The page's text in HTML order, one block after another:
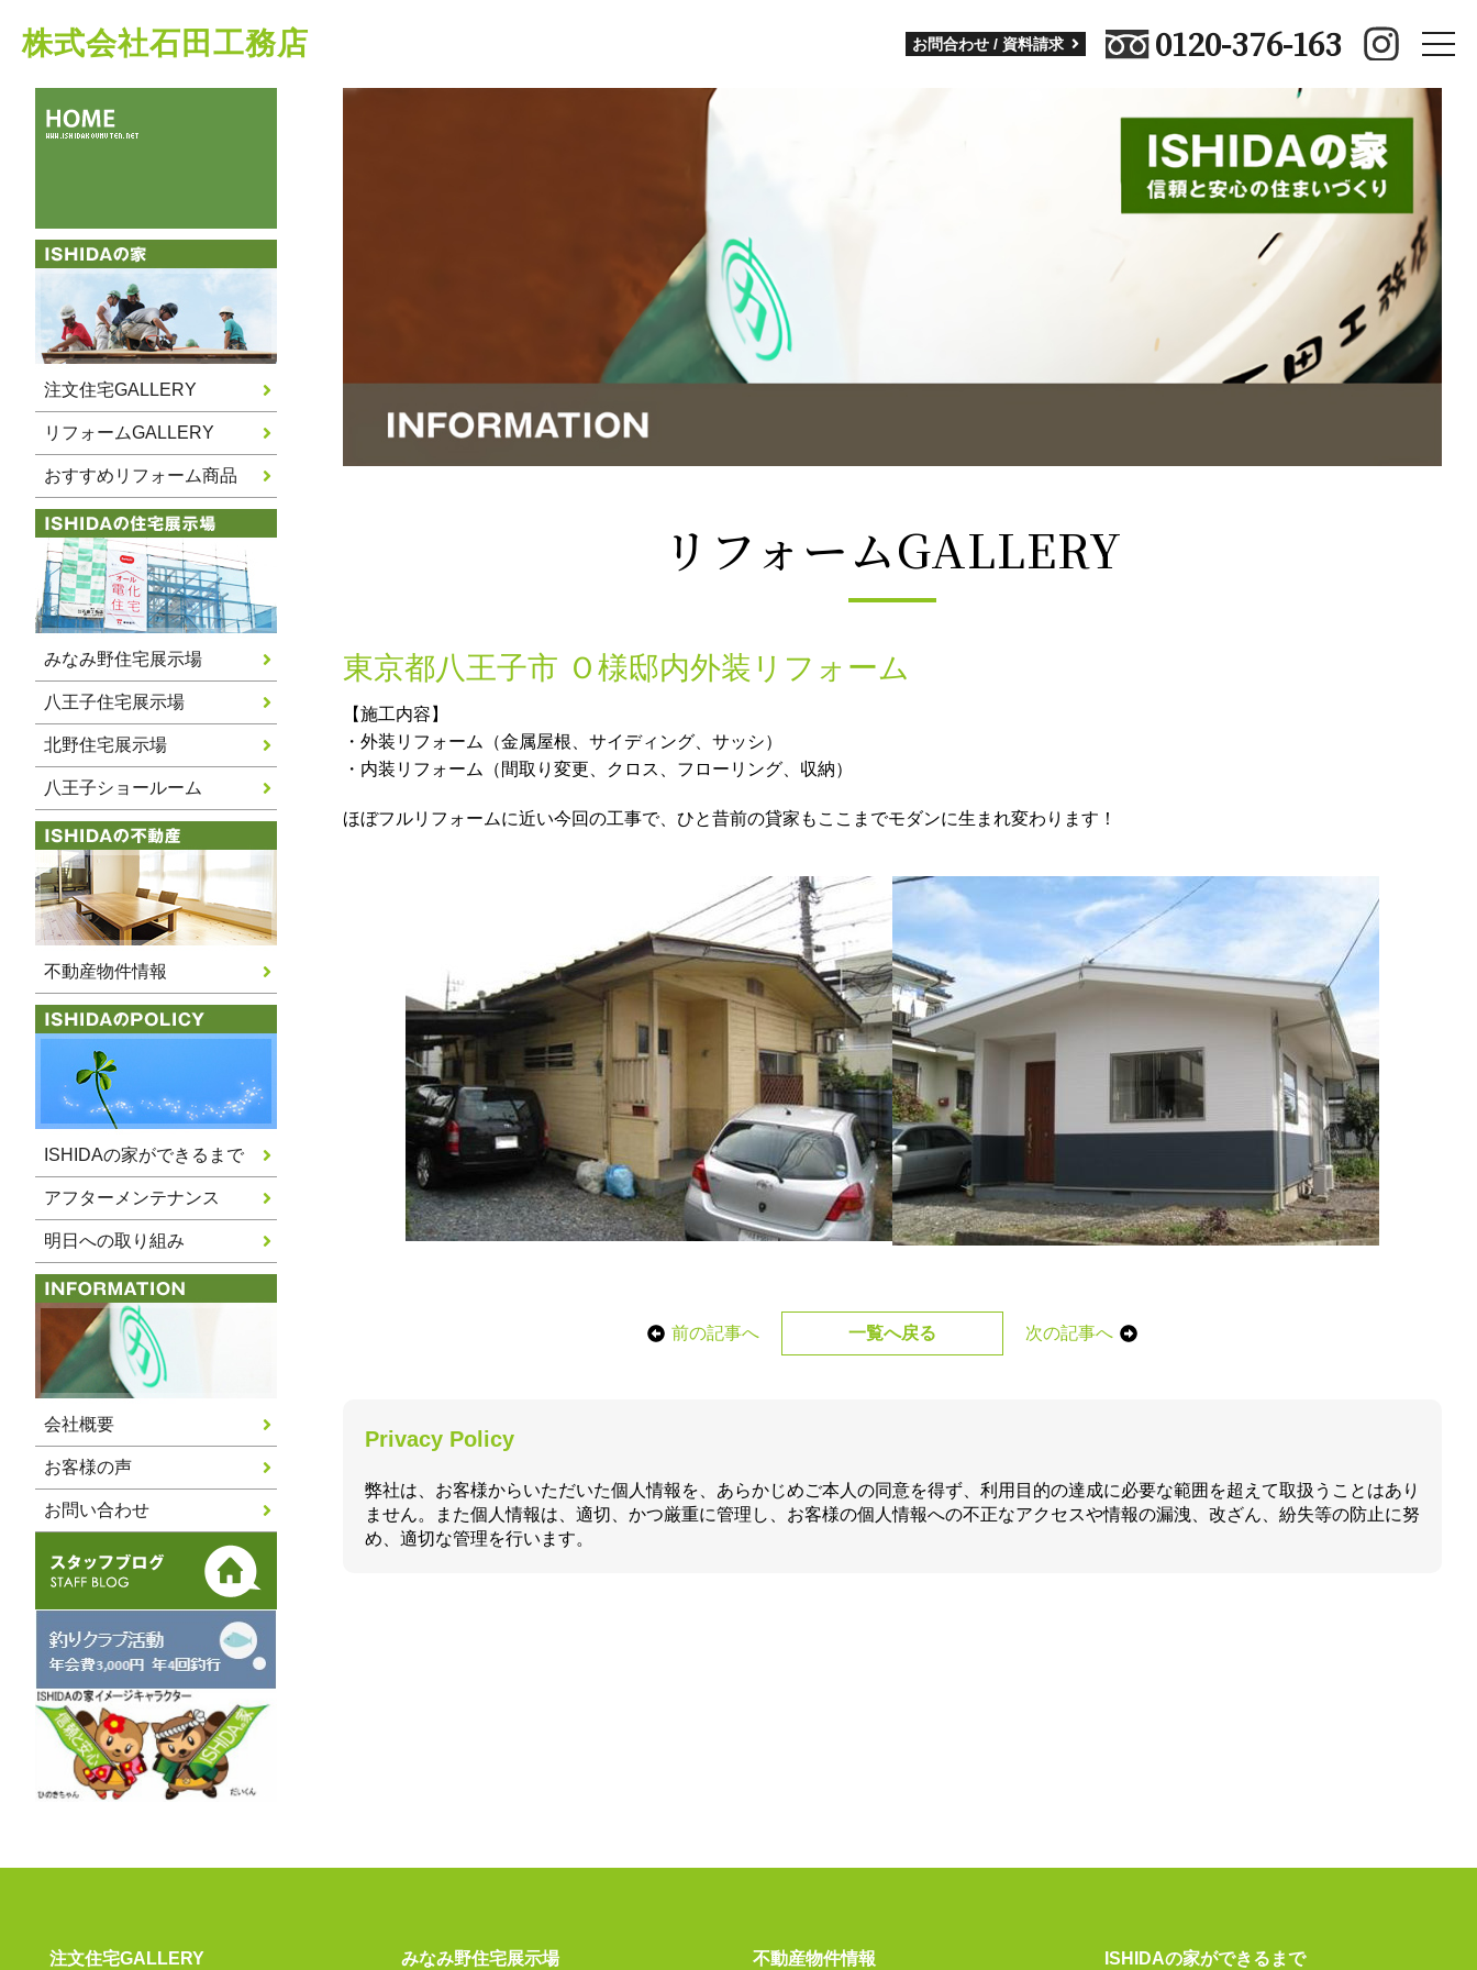
株式会社石田工務店 お問合わせ / 資料請求 0120-376-163
toggle
注文住宅GALLERY
リフォームGALLERY
おすすめリフォーム商品
みなみ野住宅展示場
八王子住宅展示場
北野住宅展示場
八王子ショールーム
不動産物件情報
ISHIDAの家ができるまで
アフターメンテナンス
明日への取り組み
会社概要
お客様の声
お問い合わせ
リフォームGALLERY
東京都八王子市 Ｏ様邸内外装リフォーム
【施工内容】
・外装リフォーム（金属屋根、サイディング、サッシ）
・内装リフォーム（間取り変更、クロス、フローリング、収納）
ほぼフルリフォームに近い今回の工事で、ひと昔前の貸家もここまでモダンに生まれ変わります！
前の記事へ 一覧へ戻る 次の記事へ
Privacy Policy
弊社は、お客様からいただいた個人情報を、あらかじめご本人の同意を得ず、利用目的の達成に必要な範囲を超えて取扱うことはあり
ません。また個人情報は、適切、かつ厳重に管理し、お客様の個人情報への不正なアクセスや情報の漏洩、改ざん、紛失等の防止に努
め、適切な管理を行います。
注文住宅GALLERY みなみ野住宅展示場 不動産物件情報 ISHIDAの家ができるまで